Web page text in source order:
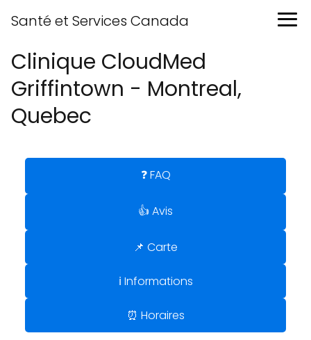
Santé et Services Canada
Clinique CloudMed
Griffintown - Montreal,
Quebec
❓ FAQ
👍 Avis
📌 Carte
ℹ️ Informations
⏰ Horaires